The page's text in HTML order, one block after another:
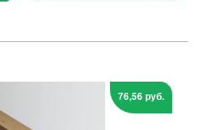
76,56 руб.